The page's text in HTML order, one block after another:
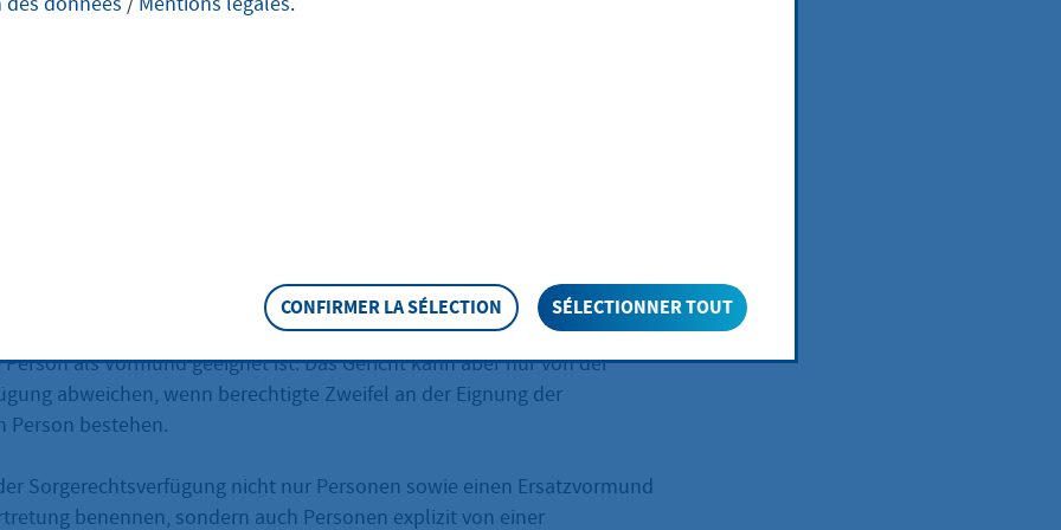
wer nach ihrem Tod ihre minderjährigen Kinder als Vormund vertreten
Testament oder Erbvertrag.
entscheidet dies das Gericht, jedoch immer zum Wohle
entscheidet auch bei bestehender Sorgerechtsverfügung das Gericht,
als Vormund geeignet ist. Das Gericht kann aber nur von der
abweichen, wenn berechtigte Zweifel an der Eignung der
Person bestehen.
Sorgerechtsverfügung nicht nur Personen sowie einen Ersatzvormund
benennen, sondern auch Personen explizit von einer
CONFIRMER LA SÉLECTION SÉLECTIONNER TOUT